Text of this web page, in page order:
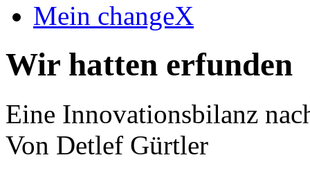
Mein changeX
Wir hatten erfunden
Eine Innovationsbilanz
Von Detlef Gürtler